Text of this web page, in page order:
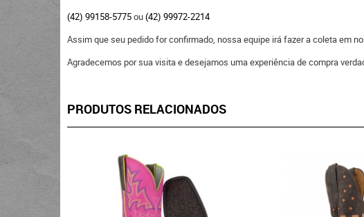
(42) 99158-5775ou(42) 99972-2214
Assim que seu pedido for confirmado, nossa equipe irá fazer a coleta em
Agradecemos por sua visita e desejamos uma experiência de compra
PRODUTOS RELACIONADOS